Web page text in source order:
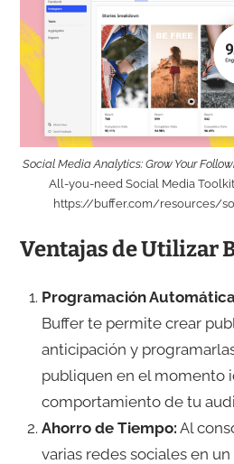
Social Media Analytics: Grow Your
All-you-need Social Media
https://buffer.com/resources/
Ventajas de Utilizar
Programación
Buffer te permite crear
anticipación y
publiquen en el momento
comportamiento de tu
Ahorro de Tiempo: Al
varias redes sociales en